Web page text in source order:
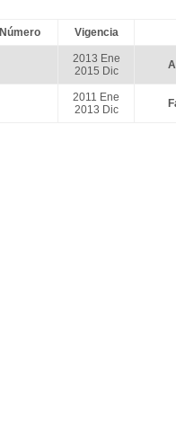
Número Vigencia
2013 Ene
2015 Dic
2011 Ene
2013 Dic